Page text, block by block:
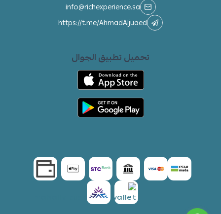
info@richexperience.sa
https://t.me/AhmadAljuaed
تحميل تطبيق الجوال